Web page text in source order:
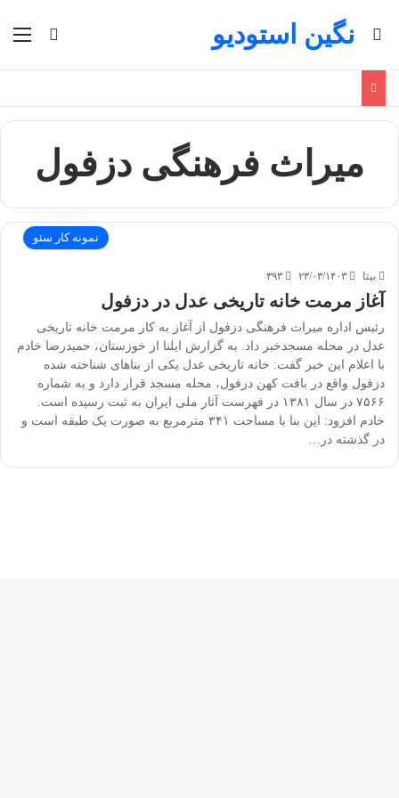
تغییر نگین استودیو
جستجو برای
میراث فرهنگی دزفول
نمونه کار سئو
بیتا ۲۳/۰۳/۱۴۰۳ ۳۹۳
آغاز مرمت خانه تاریخی عدل در دزفول
رئیس اداره میراث فرهنگی دزفول از آغاز به کار مرمت خانه تاریخی
عدل در محله مسجدخبر داد. به گزارش ایلنا از خوزستان، حمیدرضا خادم
با اعلام این خبر گفت: خانه تاریخی عدل یکی از بناهای شناخته شده
دزفول واقع در بافت کهن دزفول، محله مسجد قرار دارد و به شماره
۷۵۶۶ در سال ۱۳۸۱ در فهرست آثار ملی ایران به ثبت رسیده است.
خادم افزود: این بنا با مساحت ۳۴۱ مترمربع به صورت یک طبقه است و
در گذشته در…